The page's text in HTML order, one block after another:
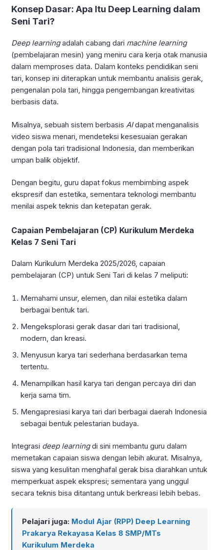
Konsep Dasar: Apa Itu Deep Learning dalam
Seni Tari?
Deep learningadalah cabang dari machine learning
(pembelajaran mesin) yang meniru cara kerja otak manusia
dalam memproses data. Dalam konteks pendidikan seni
tari, konsep ini diterapkan untuk membantu analisis gerak,
pengenalan pola tari, hingga pengembangan kreativitas
berbasis data.
Misalnya, sebuah sistem berbasis AIdapat menganalisis
video siswa menari, mendeteksi kesesuaian gerakan
dengan pola tari tradisional Indonesia, dan memberikan
umpan balik objektif.
Dengan begitu, guru dapat fokus membimbing aspek
ekspresif dan estetika, sementara teknologi membantu
menilai aspek teknis dan ketepatan gerak.
Capaian Pembelajaran (CP) Kurikulum Merdeka
Kelas 7 Seni Tari
Dalam Kurikulum Merdeka 2025/2026, capaian
pembelajaran (CP) untuk Seni Tari di kelas 7 meliputi:
Memahami unsur, elemen, dan nilai estetika dalam
berbagai bentuk tari.
Mengeksplorasi gerak dasar dari tari tradisional,
modern, dan kreasi.
Menyusun karya tari sederhana berdasarkan tema
tertentu.
Menampilkan hasil karya tari dengan percaya diri dan
kerja sama tim.
Mengapresiasi karya tari dari berbagai daerah Indonesia
sebagai bentuk pelestarian budaya.
Integrasi deep learningdi sini membantu guru dalam
memetakan capaian siswa dengan lebih akurat. Misalnya,
siswa yang kesulitan menghafal gerak bisa diarahkan untuk
memperkuat aspek ekspresi; sementara yang unggul
secara teknis bisa ditantang untuk berkreasi lebih bebas.
Pelajari juga: Modul Ajar (RPP) Deep Learning
Prakarya Rekayasa Kelas 8 SMP/MTs
Kurikulum Merdeka